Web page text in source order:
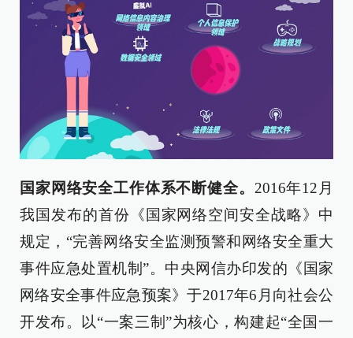
国家网络安全工作体系不断健全。 2016年12月
我国发布的首份《国家网络空间安全战略》中
规定，“完善网络安全监测预警和网络安全重大
事件应急处置机制”。中央网信办印发的《国家
网络安全事件应急预案》于2017年6月向社会公
开发布。以“一案三制”为核心，构建起“全国一